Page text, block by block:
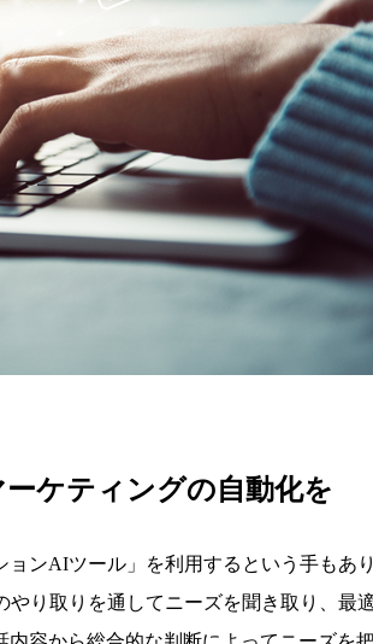
ケティングの自動化を
ンAIツール」を利用するという手もあり
り取りを通してニーズを聞き取り、